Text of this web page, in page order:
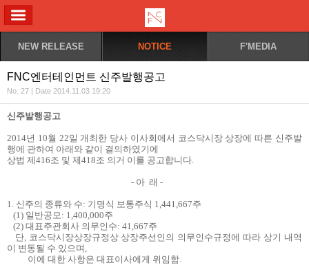
NEW RELEASE NOTICE F'MEDIA
FNC엔터테인먼트 신주발행공고
No. 27 | Date 2014.11.03 19:20
신주발행공고
2014년 10월 22일 개최한 당사 이사회에서 코스닥시장 상장에 따른 신주발
행에 관하여 아래와 같이 결의하였기에
상법 제416조 및 제418조 의거 이를 공고합니다.
- 아 래 -
1. 신주의 종류와 수: 기명식 보통주식 1,441,667주
(1) 일반공모: 1,400,000주
(2) 대표주관회사 의무인수: 41,667주
단, 코스닥시장상장규정상 상장주선인의 의무인수규정에 따라 상기 내역
이 변동될 수 있으며 ,
이에 대한 사항은 대표이사에게 위임함.